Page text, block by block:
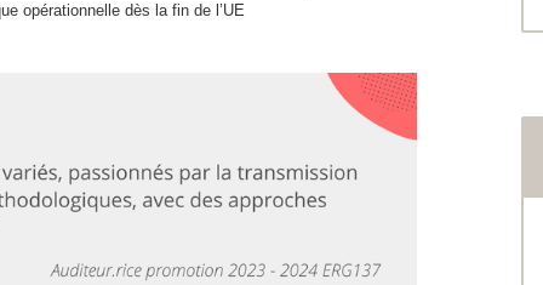
opérationnelle dès la fin de l’UE